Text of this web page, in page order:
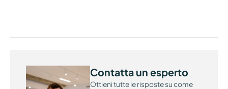
Contatta un esperto
Ottieni tutte le risposte su come